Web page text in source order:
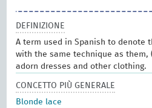
DEFINIZIONE
A term used in Spanish to denote
with the same technique as them,
adorn dresses and other clothing.
CONCETTO PIÙ GENERALE
Blonde lace